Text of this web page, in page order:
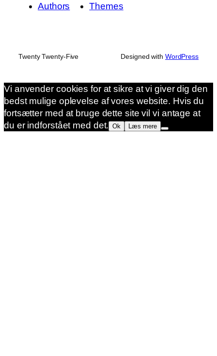
Authors
Themes
Twenty Twenty-Five Designed with WordPress
Vi anvender cookies for at sikre at vi giver dig den
bedst mulige oplevelse af vores website. Hvis du
fortsætter med at bruge dette site vil vi antage at
du er indforstået med det. Ok Læs mere